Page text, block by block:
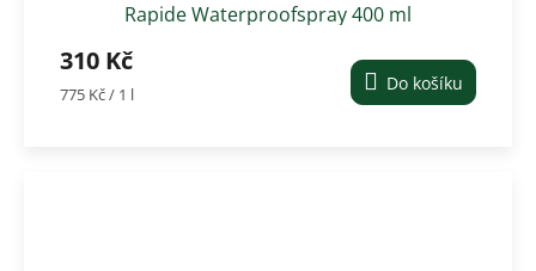
Rapide Waterproofspray 400 ml
310 Kč
Měrná
775 Kč / 1 l Do košíku